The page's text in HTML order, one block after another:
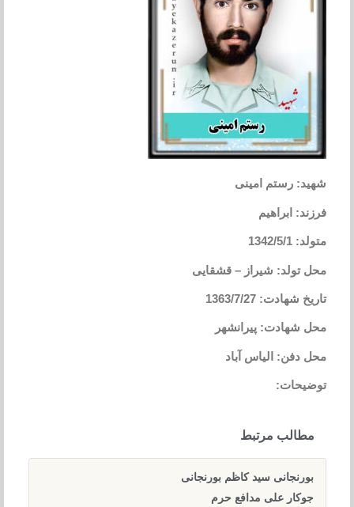
شهید: رستم امینی
فرزند: ابراهیم
متولد: 1342/5/1
محل تولد: شیراز – قشقایی
تاریخ شهادت: 1363/7/27
محل شهادت: پیرانشهر
محل دفن: الیاس آباد
توضیحات:
مطالب مرتبط
بورنجانی سید کاظم بورنجانی
جوکار علی مدافع حرم